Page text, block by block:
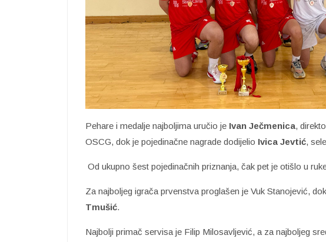
Pehare i medalje najboljima uručio je Ivan Ječmenica,
OSCG, dok je pojedinačne nagrade dodijelio Ivica Jevtić,
Od ukupno šest pojedinačnih priznanja, čak pet je otišlo u
Za najboljeg igrača prvenstva proglašen je Vuk Stanojević,
Tmušić.
Najbolji primač servisa je Filip Milosavljević, a za najboljeg